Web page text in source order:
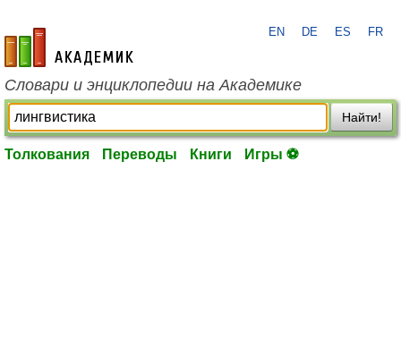
academic.ru
EN DE ES FR
Словари и энциклопедии на Академике
Найти!
Толкования Переводы Книги Игры ⚽